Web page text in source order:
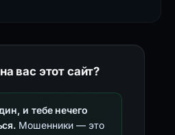
вас этот сайт?
и тебе нечего
Мошенники — это